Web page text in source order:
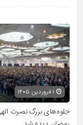
جلوه‌های بزرگ نصرت